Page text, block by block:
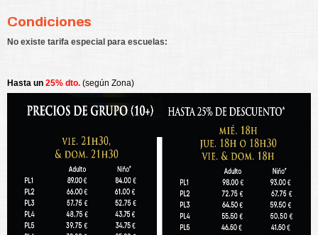
Condiciones
No existe tarifa especial para escuelas:
Hasta un 25% dto. (según Zona)